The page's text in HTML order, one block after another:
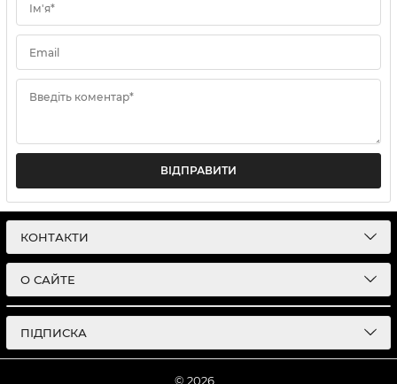
Ім'я*
Email
Введіть коментар*
ВІДПРАВИТИ
КОНТАКТИ
О САЙТЕ
ПІДПИСКА
© 2026